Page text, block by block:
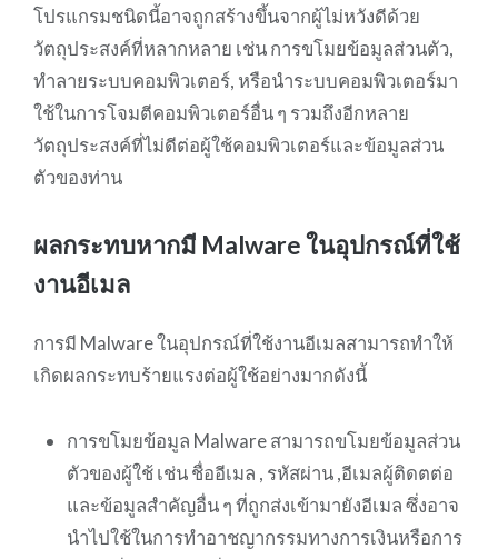
โปรแกรมชนิดนี้อาจถูกสร้างขึ้นจากผู้ไม่หวังดีด้วย
วัตถุประสงค์ที่หลากหลาย เช่น การขโมยข้อมูลส่วนตัว,
ทำลายระบบคอมพิวเตอร์, หรือนำระบบคอมพิวเตอร์มา
ใช้ในการโจมตีคอมพิวเตอร์อื่น ๆ รวมถึงอีกหลาย
วัตถุประสงค์ที่ไม่ดีต่อผู้ใช้คอมพิวเตอร์และข้อมูลส่วน
ตัวของท่าน
ผลกระทบหากมี Malware ในอุปกรณ์ที่ใช้
งานอีเมล
การมี Malware ในอุปกรณ์ที่ใช้งานอีเมลสามารถทำให้
เกิดผลกระทบร้ายแรงต่อผู้ใช้อย่างมากดังนี้
การขโมยข้อมูล Malware สามารถขโมยข้อมูลส่วน
ตัวของผู้ใช้ เช่น ชื่ออีเมล , รหัสผ่าน ,อีเมลผู้ติดตต่อ
และข้อมูลสำคัญอื่น ๆ ที่ถูกส่งเข้ามายังอีเมล ซึ่งอาจ
นำไปใช้ในการทำอาชญากรรมทางการเงินหรือการ